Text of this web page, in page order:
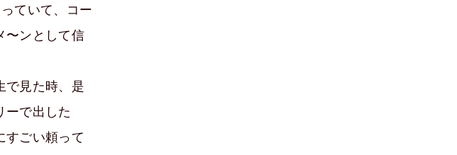
ていて、コー
〜ンとして信
で見た時、是
ーで出した
すごい頼って